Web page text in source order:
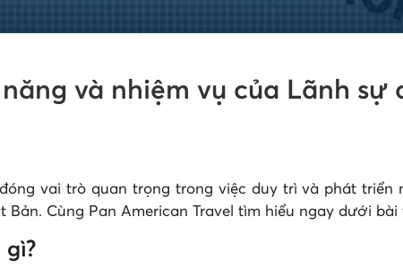
và nhiệm vụ của Lãnh
vai trò quan trọng trong việc duy trì và phát
Cùng Pan American Travel tìm hiểu ngay dưới bài
gì?